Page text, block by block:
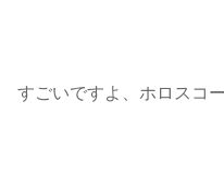
すごいですよ、ホロスコ